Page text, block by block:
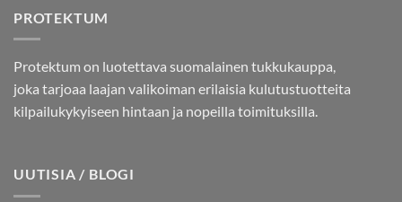
PROTEKTUM
Protektum on luotettava suomalainen tukkukauppa,
joka tarjoaa laajan valikoiman erilaisia kulutustuotteita
kilpailukykyiseen hintaan ja nopeilla toimituksilla.
UUTISIA / BLOGI